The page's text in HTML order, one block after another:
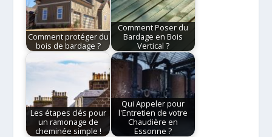
Comment protéger du
bois de bardage ?
Comment Poser du
Bardage en Bois
Vertical ?
Les étapes clés pour
un ramonage de
cheminée simple !
Qui Appeler pour
l'Entretien de votre
Chaudière en
Essonne ?